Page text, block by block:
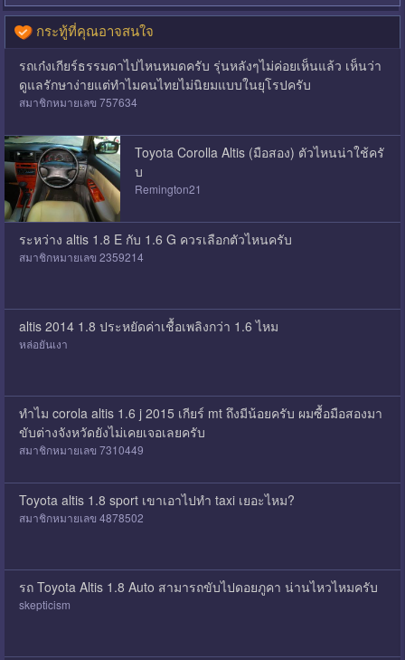
กระทู้ที่คุณอาจสนใจ
รถเก๋งเกียร์ธรรมดาไปไหนหมดครับ รุ่นหลังๆไม่ค่อยเห็นแล้ว เห็นว่า
ดูแลรักษาง่ายแต่ทำไมคนไทยไม่นิยมแบบในยุโรปครับ
สมาชิกหมายเลข 757634
Toyota Corolla Altis (มือสอง) ตัวไหนน่าใช้ครั
บ
Remington21
ระหว่าง altis 1.8 E กับ 1.6 G ควรเลือกตัวไหนครับ
สมาชิกหมายเลข 2359214
altis 2014 1.8 ประหยัดค่าเชื้อเพลิงกว่า 1.6 ไหม
หล่อยันเงา
ทำไม corola altis 1.6 j 2015 เกียร์ mt ถึงมีน้อยครับ ผมซื้อมือสองมา
ขับต่างจังหวัดยังไม่เคยเจอเลยครับ
สมาชิกหมายเลข 7310449
Toyota altis 1.8 sport เขาเอาไปทำ taxi เยอะไหม?
สมาชิกหมายเลข 4878502
รถ Toyota Altis 1.8 Auto สามารถขับไปดอยภูคา น่านไหวไหมครับ
skepticism